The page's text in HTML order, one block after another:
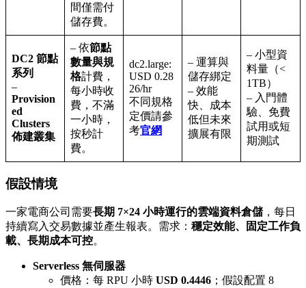
間僅需付
儲存費。
DC2 節點
系列
–
Provision
ed
Clusters
佈建叢集
– 依節點
數量與規
格計費，
每小時收
費，不滿
一小時，
按秒計
費。
dc2.large:
USD 0.28
26/hr
不同規格
定價請參
考官網
– 運算與
儲存綁定
– 效能
快、成本
低但未來
擴展有限
– 小型資
料量（<
1TB）
– 入門體
驗、免費
試用或短
期測試
假設情境
一家電商公司需要長期 7×24 小時運行的雲端資料倉儲，每日
持續寫入交易數據並產生報表。需求： 穩定效能、固定工作負
載、長期成本可控。
Serverless 無伺服器
價格：每 RPU 小時 USD 0.4446 ；假設配置 8